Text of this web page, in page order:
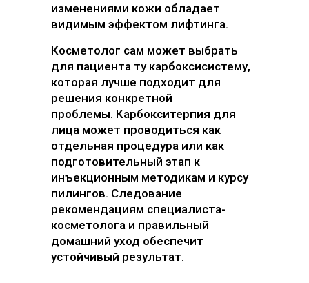
изменениями кожи обладает
видимым эффектом лифтинга.
Косметолог сам может выбрать
для пациента ту карбоксисистему,
которая лучше подходит для
решения конкретной
проблемы. Карбокситерпия для
лица может проводиться как
отдельная процедура или как
подготовительный этап к
инъекционным методикам и курсу
пилингов. Следование
рекомендациям специалиста-
косметолога и правильный
домашний уход обеспечит
устойчивый результат.